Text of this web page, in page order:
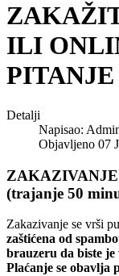
ILI
Detalji
Napisao:
Objavljeno 07
(trajanje 50
Zakazivanje se vrši
zaštićena od
brauzeru da biste je
Plaćanje se obavlja